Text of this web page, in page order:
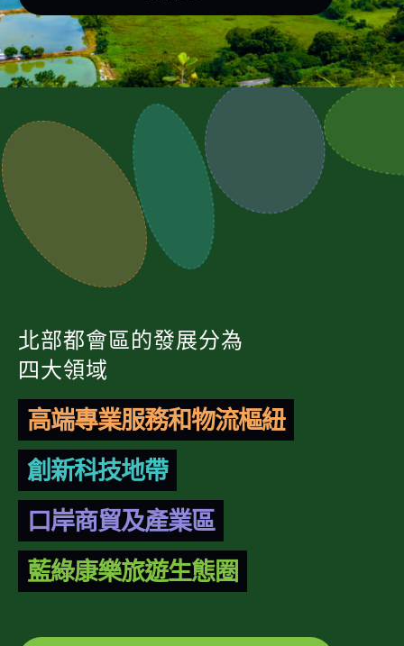
北部都會區的發展分為
四大領域
高端專業服務和物流樞紐
創新科技地帶
口岸商貿及產業區
藍綠康樂旅遊生態圈